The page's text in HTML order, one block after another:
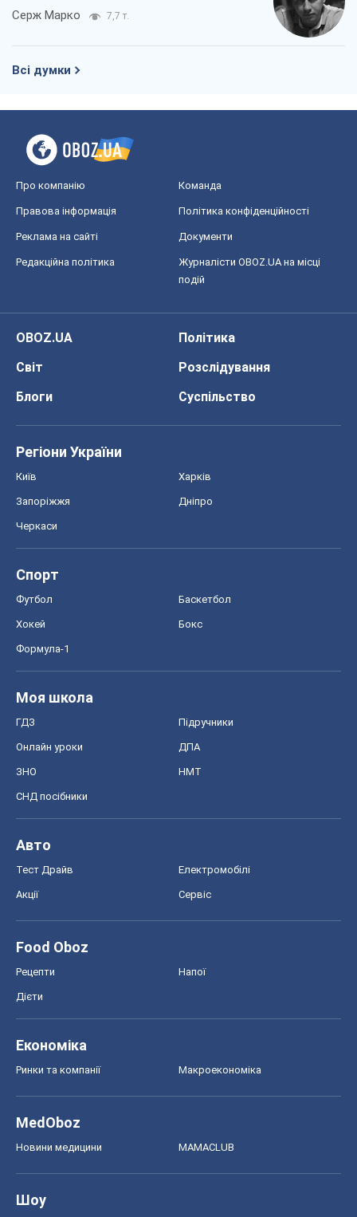
Серж Марко 7,7 т.
Всі думки
Про компанію Команда
Правова інформація Політика конфіденційності
Реклама на сайті Документи
Редакційна політика
Журналісти OBOZ.UA на місці
подій
OBOZ.UA
Політика
Світ
Розслідування
Блоги
Суспільство
Регіони України
Київ Харків
Запоріжжя Дніпро
Черкаси
Спорт
Футбол Баскетбол
Хокей Бокс
Формула-1
Моя школа
ГДЗ Підручники
Онлайн уроки ДПА
ЗНО НМТ
СНД посібники
Авто
Тест Драйв Електромобілі
Акції Сервіс
Food Oboz
Рецепти Напої
Дієти
Економіка
Ринки та компанії Макроекономіка
MedOboz
Новини медицини MAMACLUB
Шоу